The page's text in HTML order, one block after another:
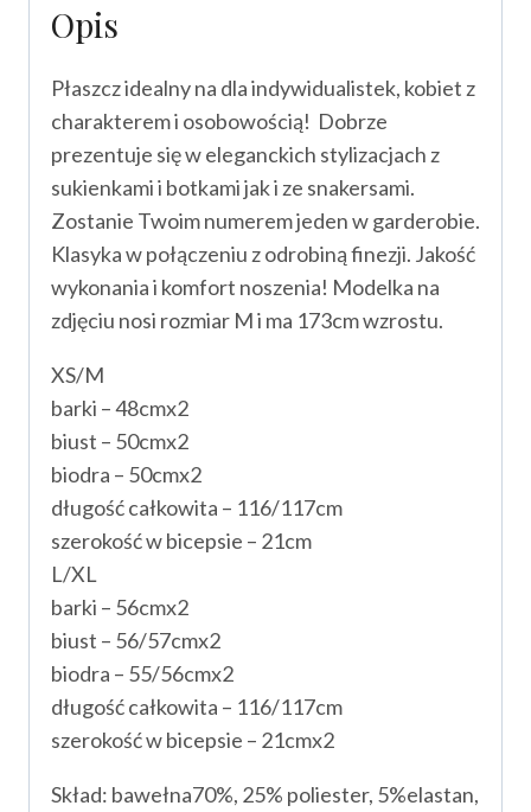
Opis
Płaszcz idealny na dla indywidualistek, kobiet z
charakterem i osobowością! Dobrze
prezentuje się w eleganckich stylizacjach z
sukienkami i botkami jak i ze snakersami.
Zostanie Twoim numerem jeden w garderobie.
Klasyka w połączeniu z odrobiną finezji. Jakość
wykonania i komfort noszenia! Modelka na
zdjęciu nosi rozmiar M i ma 173cm wzrostu.
XS/M
barki – 48cmx2
biust – 50cmx2
biodra – 50cmx2
długość całkowita – 116/117cm
szerokość w bicepsie – 21cm
L/XL
barki – 56cmx2
biust – 56/57cmx2
biodra – 55/56cmx2
długość całkowita – 116/117cm
szerokość w bicepsie – 21cmx2
Skład: bawełna70%, 25% poliester, 5%elastan,